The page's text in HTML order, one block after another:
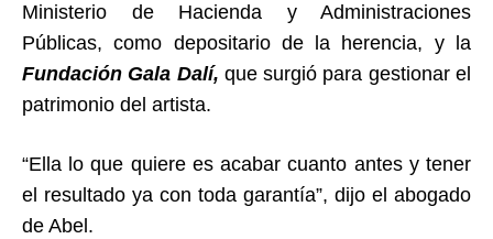
Ministerio de Hacienda y Administraciones
Públicas, como depositario de la herencia, y la
Fundación Gala Dalí, que surgió para gestionar el
patrimonio del artista.
“Ella lo que quiere es acabar cuanto antes y tener
el resultado ya con toda garantía”, dijo el abogado
de Abel.